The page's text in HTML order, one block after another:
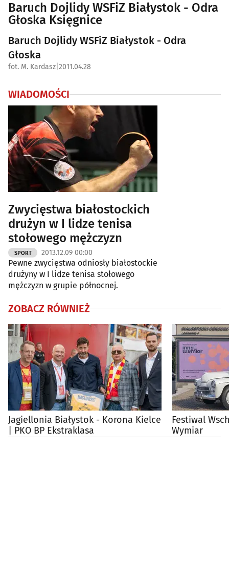
Baruch Dojlidy WSFiZ Białystok - Odra
Głoska Księgnice
Baruch Dojlidy WSFiZ Białystok - Odra
Głoska
fot. M. Kardasz 2011.04.28
WIADOMOŚCI
Zwycięstwa białostockich
drużyn w I lidze tenisa
stołowego mężczyzn
SPORT 2013.12.09 00:00
Pewne zwycięstwa odniosły białostockie
drużyny w I lidze tenisa stołowego
mężczyzn w grupie północnej.
ZOBACZ RÓWNIEŻ
Jagiellonia Białystok - Korona Kielce
| PKO BP Ekstraklasa
Festiwal
Wymiar